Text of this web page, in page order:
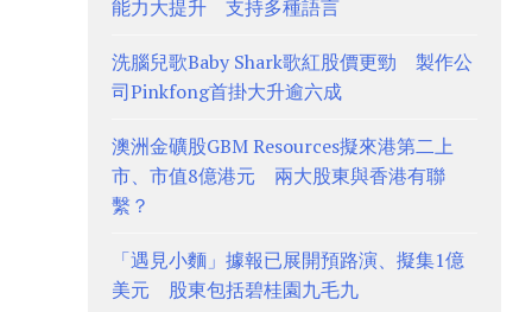
能力大提升 支持多種語言
洗腦兒歌Baby Shark歌紅股價更勁 製作公
司Pinkfong首掛大升逾六成
澳洲金礦股GBM Resources擬來港第二上
市、市值8億港元 兩大股東與香港有聯
繫？
「遇見小麵」據報已展開預路演、擬集1億
美元 股東包括碧桂園九毛九